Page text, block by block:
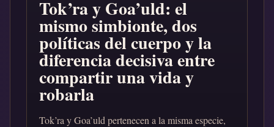
Tok’ra y Goa’uld: el
mismo simbionte, dos
políticas del cuerpo y la
diferencia decisiva entre
compartir una vida y
robarla
Tok’ra y Goa’uld pertenecen a la misma especie,